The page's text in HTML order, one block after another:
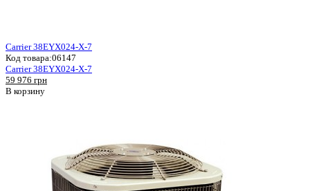
Carrier 38EYX024-X-7
Код товара:06147
Carrier 38EYX024-X-7
59 976 грн
В корзину